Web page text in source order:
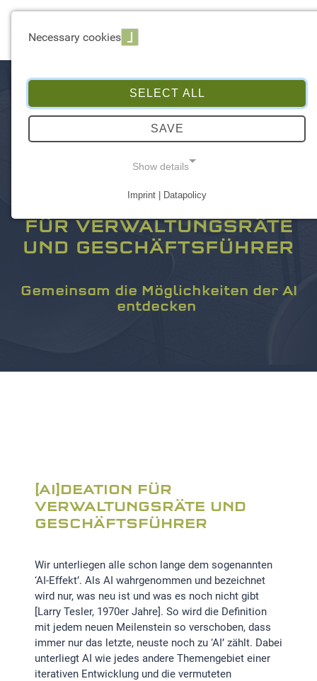
[AI]DEATION WORKSHOP
FÜR VERWALTUNGSRÄTE
UND GESCHÄFTSFÜHRER
Gemeinsam die Möglichkeiten der AI
entdecken
[AI]DEATION FÜR
VERWALTUNGSRÄTE UND
GESCHÄFTSFÜHRER
Wir unterliegen alle schon lange dem sogenannten
‘AI-Effekt’. Als AI wahrgenommen und bezeichnet
wird nur, was neu ist und was es noch nicht gibt
[Larry Tesler, 1970er Jahre]. So wird die Definition
mit jedem neuen Meilenstein so verschoben, dass
immer nur das letzte, neuste noch zu ‘AI’ zählt. Dabei
unterliegt AI wie jedes andere Themengebiet einer
iterativen Entwicklung und die vermuteten
Necessary cookies
SELECT ALL
SAVE
Show details
Imprint | Datapolicy